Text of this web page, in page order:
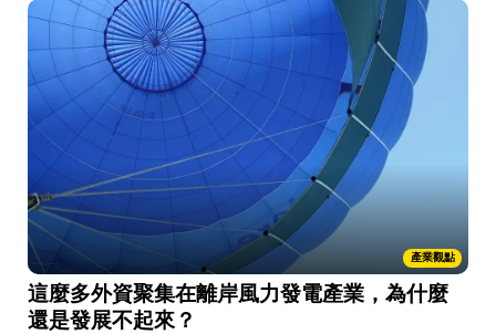
產業觀點
這麼多外資聚集在離岸風力發電產業，為什麼
還是發展不起來？